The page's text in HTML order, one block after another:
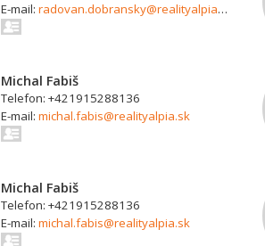
E-mail: radovan.dobransky@realityalpia.sk
Michal Fabiš
Telefon: +421915288136
E-mail: michal.fabis@realityalpia.sk
Michal Fabiš
Telefon: +421915288136
E-mail: michal.fabis@realityalpia.sk